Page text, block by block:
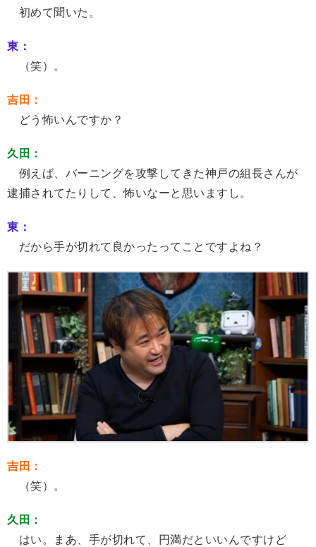
初めて聞いた。
東：
（笑）。
吉田：
どう怖いんですか？
久田：
例えば、バーニングを攻撃してきた神戸の組長さんが
逮捕されてたりして、怖いなーと思いますし。
東：
だから手が切れて良かったってことですよね？
吉田：
（笑）。
久田：
はい。まあ、手が切れて、円満だといいんですけど